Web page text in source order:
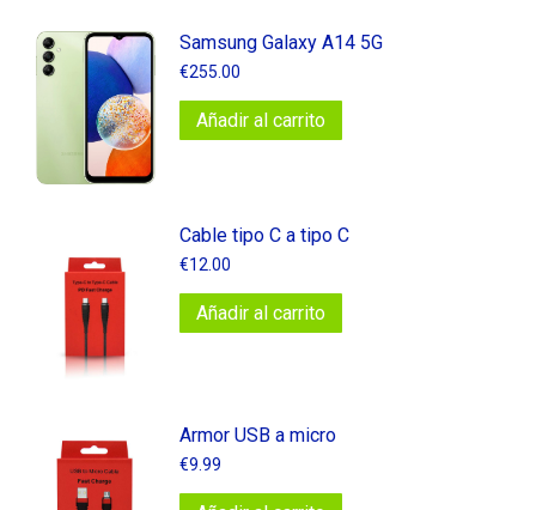
Samsung Galaxy A14 5G
€255.00
Añadir al carrito
Cable tipo C a tipo C
€12.00
Añadir al carrito
Armor USB a micro
€9.99